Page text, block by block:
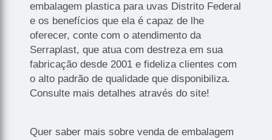
embalagem plastica para uvas Distrito Federal
e os benefícios que ela é capaz de lhe
oferecer, conte com o atendimento da
Serraplast, que atua com destreza em sua
fabricação desde 2001 e fideliza clientes com
o alto padrão de qualidade que disponibiliza.
Consulte mais detalhes através do site!
Quer saber mais sobre venda de embalagem